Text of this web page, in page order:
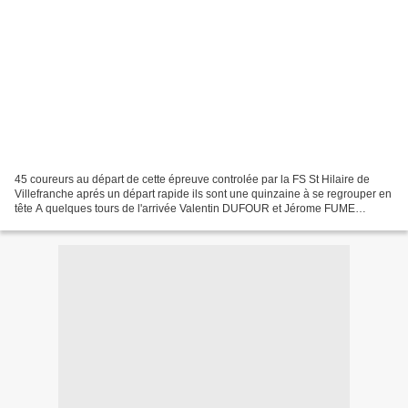
45 coureurs au départ de cette épreuve controlée par la FS St Hilaire de
Villefranche aprés un départ rapide ils sont une quinzaine à se regrouper en
tête A quelques tours de l'arrivée Valentin DUFOUR et Jérome FUME